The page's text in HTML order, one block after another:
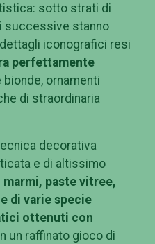
sotto strati di
successive stanno
iconografici resi
perfettamente
ornamenti
di straordinaria
decorativa
e di altissimo
marmi, paste vitree,
di varie specie
ottenuti con
un raffinato gioco di